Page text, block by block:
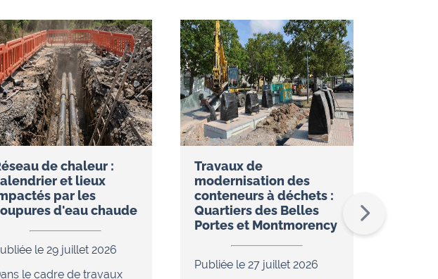
de chaleur :
et lieux
par les
d'eau chaude
le 29 juillet 2026
le cadre de travaux
Travaux de
modernisation des
conteneurs à déchets :
Quartiers des Belles
Portes et Montmorency
Publiée le 27 juillet 2026